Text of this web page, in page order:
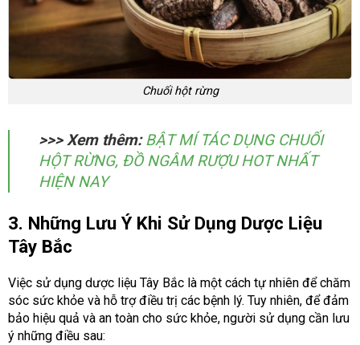
Chuối hột rừng
>>> Xem thêm: BẬT MÍ TÁC DỤNG CHUỐI
HỘT RỪNG, ĐỒ NGÂM RƯỢU HOT NHẤT
HIỆN NAY
3. Những Lưu Ý Khi Sử Dụng Dược Liệu
Tây Bắc
Việc sử dụng dược liệu Tây Bắc là một cách tự nhiên để chăm
sóc sức khỏe và hỗ trợ điều trị các bệnh lý. Tuy nhiên, để đảm
bảo hiệu quả và an toàn cho sức khỏe, người sử dụng cần lưu
ý những điều sau: